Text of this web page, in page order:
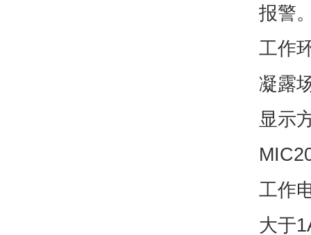
报警
工作
凝露
显示
工作
大于